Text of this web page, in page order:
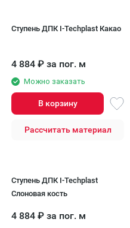
Ступень ДПК I-Techplast Какао
4 884 ₽ за пог. м
Можно заказать
В корзину
Рассчитать материал
Ступень ДПК I-Techplast
Слоновая кость
4 884 ₽ за пог. м